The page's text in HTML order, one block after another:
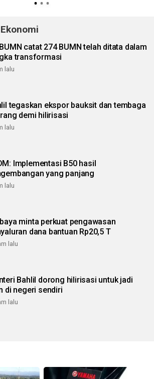
catat 274 BUMN telah ditata dalam
transformasi
lalu
tegaskan ekspor bauksit dan tembaga
demi hilirisasi
lalu
Implementasi B50 hasil
yang panjang
lalu
minta perkuat pengawasan
dana bantuan Rp20,5 T
lalu
Bahlil dorong hilirisasi untuk jadi
di negeri sendiri
lalu